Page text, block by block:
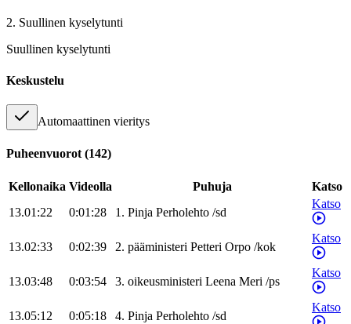
2. Suullinen kyselytunti
Suullinen kyselytunti
Keskustelu
Automaattinen vieritys
Puheenvuorot (142)
Kellonaika Videolla Puhuja
Katso
13.01:22
0:01:28 1. Pinja Perholehto /sd
Katso
13.02:33 0:02:39 2. pääministeri Petteri Orpo /kok
Katso
13.03:48 0:03:54 3. oikeusministeri Leena Meri /ps
Katso
13.05:12 0:05:18 4. Pinja Perholehto /sd
Katso